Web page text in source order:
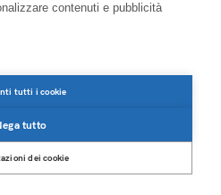
contenuti e pubblicità
tutti i cookie
tutto
dei cookie
PROTEZIONE DEI DATI